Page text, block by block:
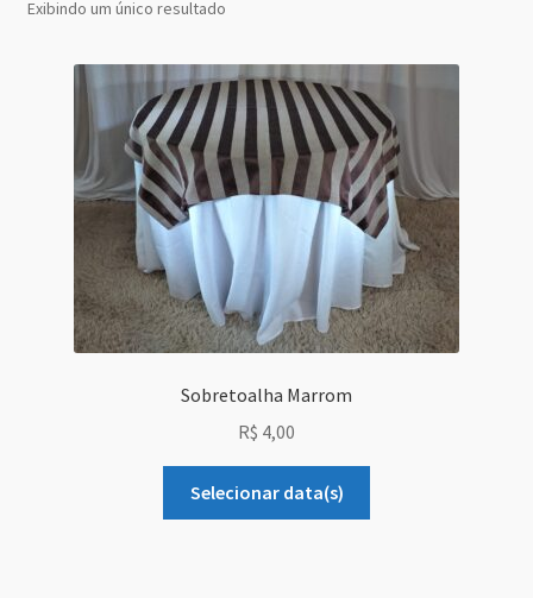
Grid Style 2
Grid Style 3
Mega Shop
Sale Countdown
Simple Slider
Exibindo um único resultado
Sobretoalha Marrom
R$ 4,00
Selecionar data(s)